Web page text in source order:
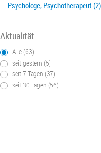
Psychologe, Psychotherapeut (2)
Aktualität
Alle (63)
seit gestern (5)
seit 7 Tagen (37)
seit 30 Tagen (56)